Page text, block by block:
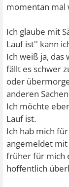
momentan mal
Ich glaube mit
Lauf ist'' kann
Ich weiß ja,
fällt es schwer
oder
anderen
Ich möchte
Lauf ist.
Ich hab mich
angemeldet
früher für mich
hoffentlich